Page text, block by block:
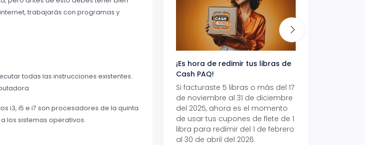
trabajarás con programas y
todas las instrucciones existentes.
i3, i5 e i7 son procesadores de la quinta
los sistemas operativos.
¡Es hora de redimir tus libras de
Cash PAQ!
Si facturaste 5 libras o más del 17
de noviembre al 31 de diciembre
del 2025, ahora es el momento
de usar tus cupones de flete de 1
libra para redimir del 1 de febrero
al 30 de abril del 2026.